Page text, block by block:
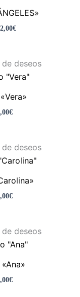
€
12,00€.
deseos
€
El
actual
4,00€.
deseos
original
€
El
actual
4,00€.
deseos
€
El
actual
4,00€.